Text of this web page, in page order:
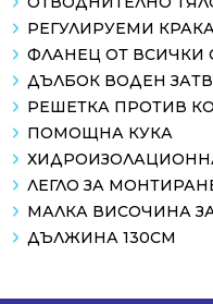
РЕГУЛИРУЕМИ
ФЛАНЕЦ ОТ ВСИЧКИ
ДЪЛБОК ВОДЕН
РЕШЕТКА ПРОТИВ
ПОМОЩНА КУКА
ЛЕГЛО ЗА
МАЛКА ВИСОЧИНА
ДЪЛЖИНА 130СМ